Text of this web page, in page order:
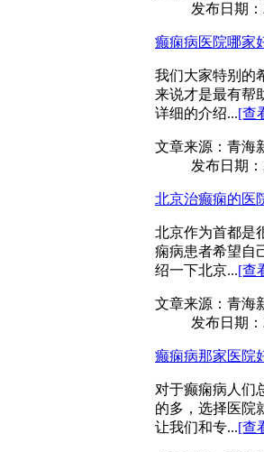
发布日期：
癫痫病医院哪家
我们大家特别的
来说才是最有帮
详细的介绍...[查
文章来源：青海
发布日期：
北京治癫痫的医
北京作为首都是
痫病患者希望自
绍一下北京...[查
文章来源：青海
发布日期：
癫痫病那家医院
对于癫痫病人们
的多，选择医院
让我们和专...[查